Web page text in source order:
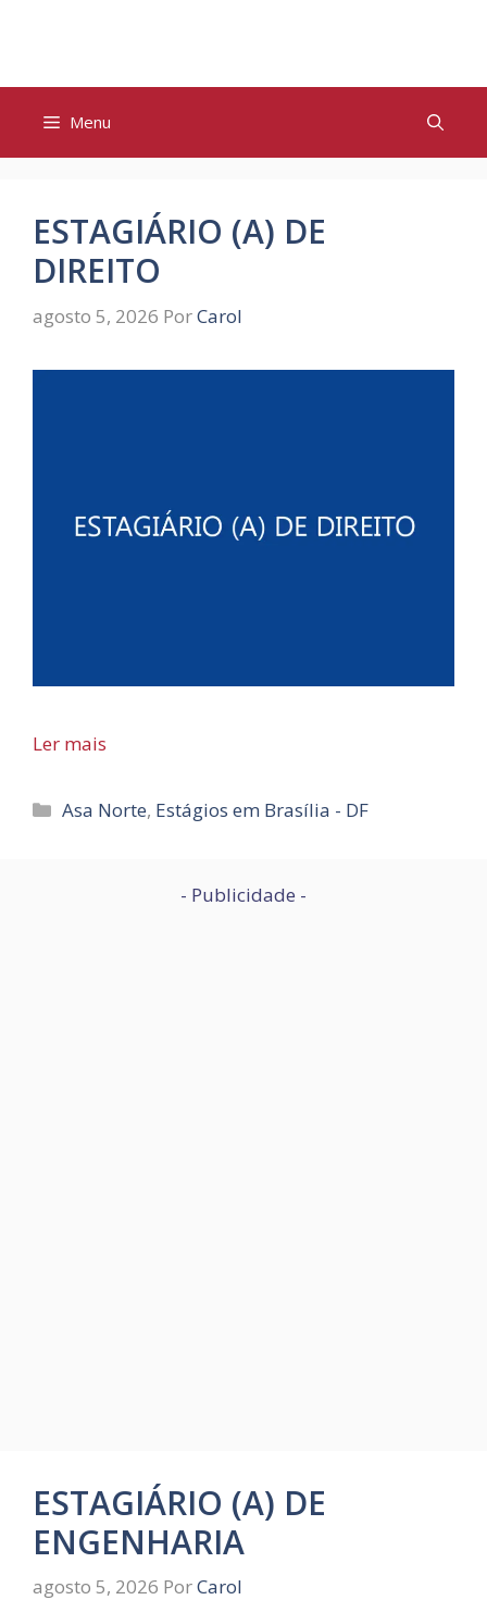
conteúdo
Menu
ESTAGIÁRIO (A) DE
DIREITO
agosto 5, 2026 PorCarol
Ler mais
Categorias
Asa Norte, Estágios em Brasília - DF
- Publicidade -
ESTAGIÁRIO (A) DE
ENGENHARIA
agosto 5, 2026 PorCarol